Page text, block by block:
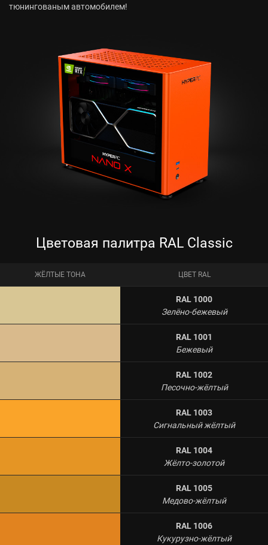
тюнингованым автомобилем!
Цветовая палитра RAL Classic
ЖЁЛТЫЕ ТОНА ЦВЕТ RAL
RAL 1000
Зелёно-бежевый
RAL 1001
Бежевый
RAL 1002
Песочно-жёлтый
RAL 1003
Сигнальный жёлтый
RAL 1004
Жёлто-золотой
RAL 1005
Медово-жёлтый
RAL 1006
Кукурузно-жёлтый